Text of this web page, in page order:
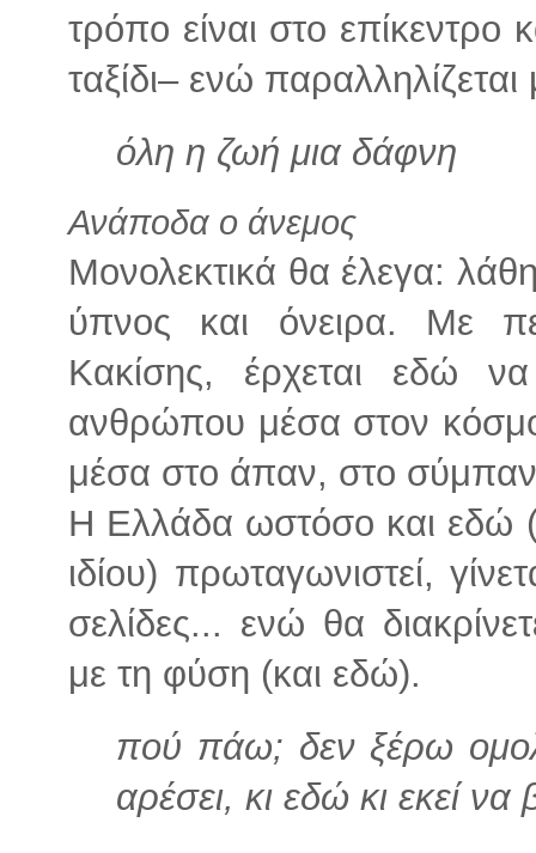
τρόπο είναι στο επίκεντρο
ταξίδι– ενώ
όλη η ζωή μια δάφνη
Ανάποδα ο άνεμος
Μονολεκτικά θα έλεγα:
ύπνος και όνειρα. Με
Κακίσης, έρχεται εδώ
ανθρώπου μέσα στον
μέσα στο άπαν, στο
Η Ελλάδα ωστόσο και εδώ
ιδίου) πρωταγωνιστεί,
σελίδες... ενώ θα
με τη φύση (και εδώ).
πού πάω; δεν ξέρω
αρέσει, κι εδώ κι εκεί